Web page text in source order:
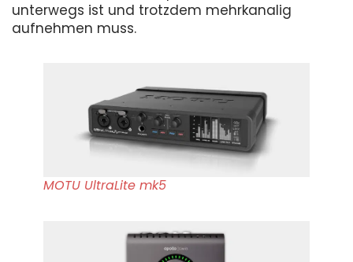
unterwegs ist und trotzdem mehrkanalig
aufnehmen muss.
MOTU UltraLite mk5